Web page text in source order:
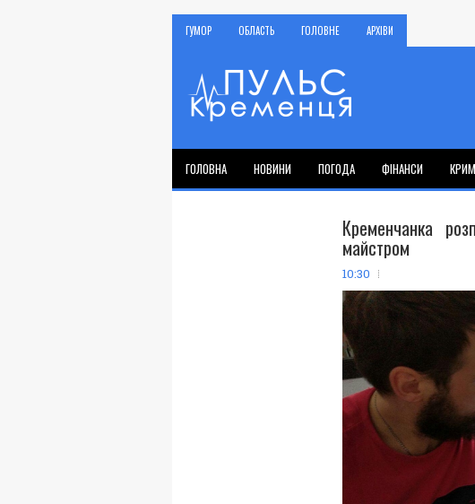
ГУМОР ОБЛАСТЬ ГОЛОВНЕ АРХІВИ
ГОЛОВНА НОВИНИ ПОГОДА ФІНАНСИ
Кременчанка
майстром
10:30